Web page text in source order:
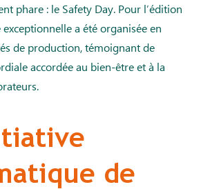
phare : le Safety Day. Pour l’édition
a été organisée en
de production, témoignant de
accordée au bien-être et à la
de